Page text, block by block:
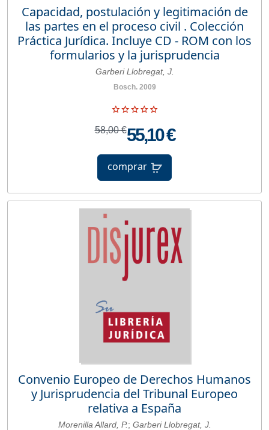
Capacidad, postulación y legitimación de
las partes en el proceso civil . Colección
Práctica Jurídica. Incluye CD - ROM con los
formularios y la jurisprudencia
Garberi Llobregat, J.
Bosch. 2009
58,00 €55,10 €
comprar
Convenio Europeo de Derechos Humanos
y Jurisprudencia del Tribunal Europeo
relativa a España
Morenilla Allard, P.; Garberi Llobregat, J.